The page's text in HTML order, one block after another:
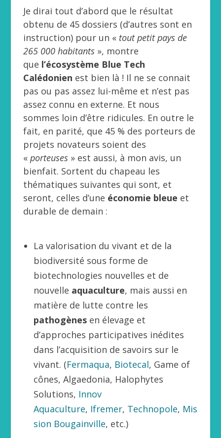
Je dirai tout d’abord que le résultat
obtenu de 45 dossiers (d’autres sont en
instruction) pour un « tout petit pays de
265 000 habitants », montre
que l’écosystème Blue Tech
Calédonien est bien là ! Il ne se connait
pas ou pas assez lui-même et n’est pas
assez connu en externe. Et nous
sommes loin d’être ridicules. En outre le
fait, en parité, que 45 % des porteurs de
projets novateurs soient des
«porteuses » est aussi, à mon avis, un
bienfait. Sortent du chapeau les
thématiques suivantes qui sont, et
seront, celles d’une économie bleue et
durable de demain :
La valorisation du vivant et de la
biodiversité sous forme de
biotechnologies nouvelles et de
nouvelle aquaculture, mais aussi en
matière de lutte contre les
pathogènesen élevage et
d’approches participatives inédites
dans l’acquisition de savoirs sur le
vivant. (Fermaqua, Biotecal, Game of
cônes, Algaedonia, Halophytes
Solutions, Innov
Aquaculture, Ifremer, Technopole, Mis
sion Bougainville, etc.)